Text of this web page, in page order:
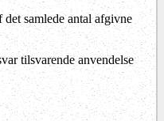
det samlede antal afgivne
tilsvarende anvendelse